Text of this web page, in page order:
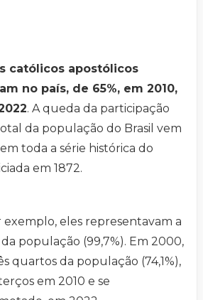
católicos apostólicos
no país, de 65%, em 2010,
. A queda da participação
da população do Brasil vem
toda a série histórica do
em 1872.
exemplo, eles representavam a
população (99,7%). Em 2000,
quartos da população (74,1%),
em 2010 e se